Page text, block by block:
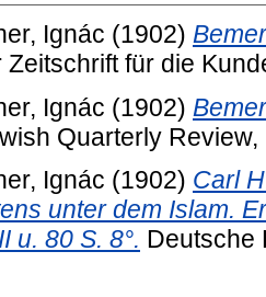
Ignác (1902)
Zeitschrift für die
Ignác (1902)
Quarterly
Ignác (1902) Carl
unter dem Islam.
u. 80 S. 8°. Deutsche